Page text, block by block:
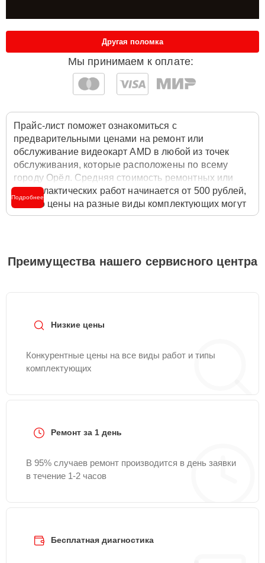
Мы принимаем к оплате:
Другая поломка
Прайс-лист поможет ознакомиться с
предварительными ценами на ремонт или
обслуживание видеокарт AMD в любой из точек
обслуживания, которые расположены по всему
городу Орёл. Средняя стоимость ремонтных или
профилактических работ начинается от 500 рублей,
однако цены на разные виды комплектующих могут
различаться. Полную стоимость работ с учётом
клиентах. Для расчета итоговой стоимости ремонта
видеокарты достаточно позвонить по телефону
Подробнее
Преимущества нашего сервисного центра
Низкие цены
Конкурентные цены на все виды работ и типы
комплектующих
Ремонт за 1 день
В 95% случаев ремонт производится в день заявки
в течение 1-2 часов
Бесплатная диагностика